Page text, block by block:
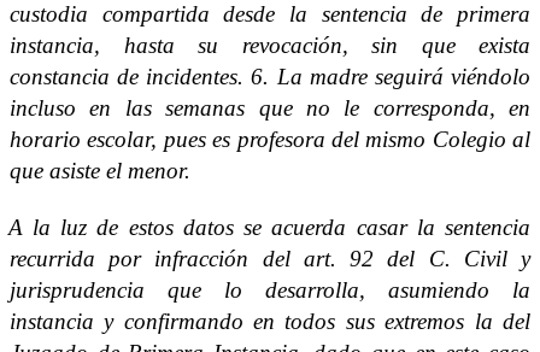
custodia compartida desde la sentencia de primera
instancia, hasta su revocación, sin que exista
constancia de incidentes. 6. La madre seguirá viéndolo
incluso en las semanas que no le corresponda, en
horario escolar, pues es profesora del mismo Colegio al
que asiste el menor.
A la luz de estos datos se acuerda casar la sentencia
recurrida por infracción del art. 92 del C. Civil y
jurisprudencia que lo desarrolla, asumiendo la
instancia y confirmando en todos sus extremos la del